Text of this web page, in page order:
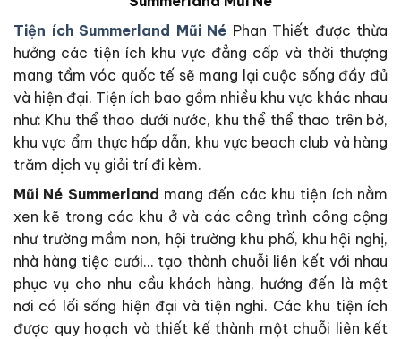
Tiện ích Summerland Mũi Né Phan Thiết được thừa
hưởng các tiện ích khu vực đẳng cấp và thời thượng
mang tầm vóc quốc tế sẽ mang lại cuộc sống đầy đủ
và hiện đại. Tiện ích bao gồm nhiều khu vực khác nhau
như: Khu thể thao dưới nước, khu thể thể thao trên bờ,
khu vực ẩm thực hấp dẫn, khu vực beach club và hàng
trăm dịch vụ giải trí đi kèm.
Mũi Né Summerland mang đến các khu tiện ích nằm
xen kẽ trong các khu ở và các công trình công cộng
như trường mầm non, hội trường khu phố, khu hội nghị,
nhà hàng tiệc cưới… tạo thành chuỗi liên kết với nhau
phục vụ cho nhu cầu khách hàng, hướng đến là một
nơi có lối sống hiện đại và tiện nghi. Các khu tiện ích
được quy hoạch và thiết kế thành một chuỗi liên kết